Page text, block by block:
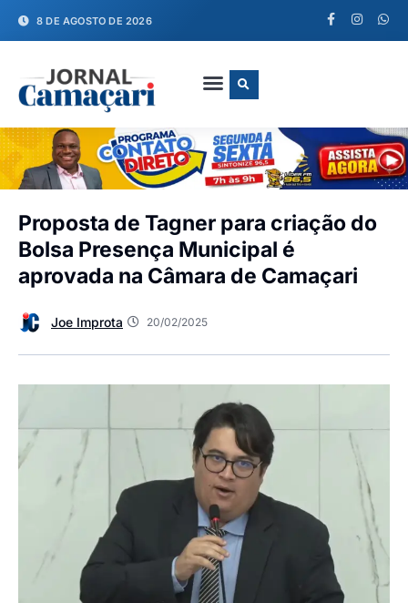
8 DE AGOSTO DE 2026
Proposta de Tagner para criação do
Bolsa Presença Municipal é
aprovada na Câmara de Camaçari
Joe Improta 20/02/2025